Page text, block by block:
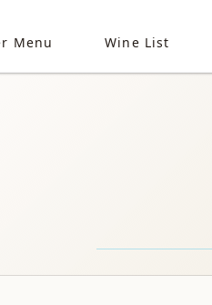
Menu Wine List